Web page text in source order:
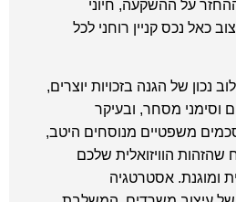
על ההשקעה, חיוני
כאל נכס קניין רוחני לכל
נכון של הגנה בזכויות יוצרים,
וסימני מסחר, ובעיקר
משפטיים מנוסחים היטב,
שהזהות הוויזואלית שלכם
ומוגנת. אסטרטגיה